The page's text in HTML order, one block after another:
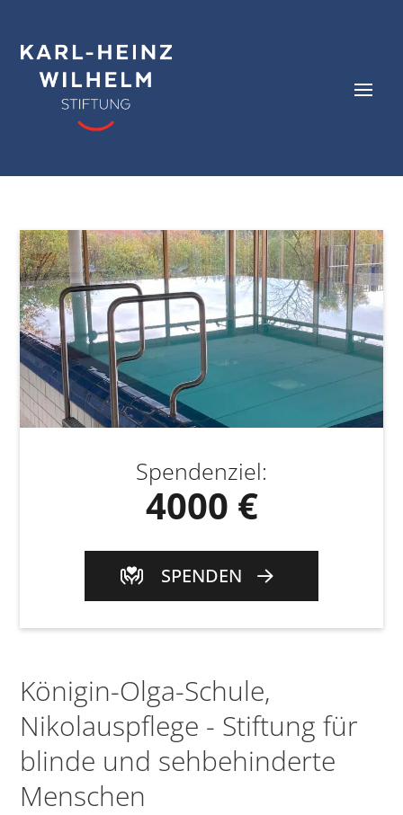
Königin-Olga-Schule,
Nikolauspflege - Stiftung für
blinde und sehbehinderte
Menschen
Spendenziel:
4000 €
SPENDEN